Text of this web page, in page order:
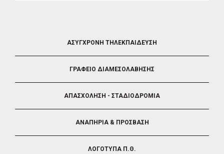
ΑΣΥΓΧΡΟΝΗ ΤΗΛΕΚΠΑΙΔΕΥΣΗ
ΓΡΑΦΕΙΟ ΔΙΑΜΕΣΟΛΑΒΗΣΗΣ
ΑΠΑΣΧΟΛΗΣΗ - ΣΤΑΔΙΟΔΡΟΜΙΑ
ΑΝΑΠΗΡΙΑ & ΠΡΟΣΒΑΣΗ
ΛΟΓΟΤΥΠΑ Π.Θ.